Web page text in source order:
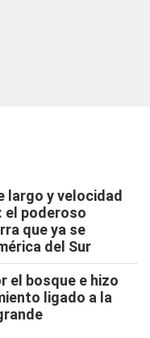
largo y velocidad
el poderoso
que ya se
del Sur
el bosque e hizo
ligado a la